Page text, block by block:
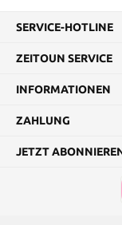
SERVICE-HOTLINE
ZEITOUN SERVICE
INFORMATIONEN
ZAHLUNG
JETZT